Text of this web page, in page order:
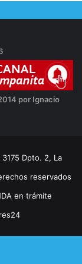
por Ignacio
Dpto. 2, La
reservados
en trámite